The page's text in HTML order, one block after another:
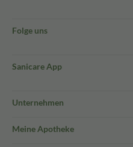
Folge uns
Sanicare App
Unternehmen
Meine Apotheke